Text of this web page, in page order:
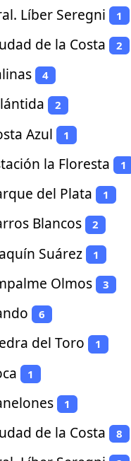
Líber Seregni 1
de la Costa 2
4
2
Azul 1
la Floresta 1
del Plata 1
Blancos 2
Suárez 1
Olmos 3
6
del Toro 1
1
1
de la Costa 8